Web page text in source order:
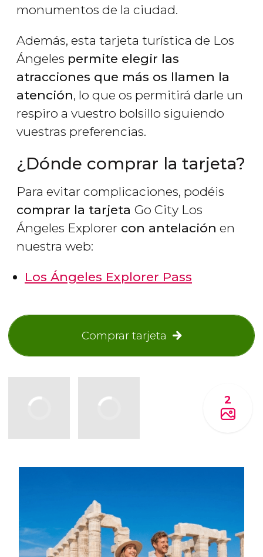
monumentos de la ciudad.
Además, esta tarjeta turística de Los
Ángeles permite elegir las
atracciones que más os llamen la
atención, lo que os permitirá darle un
respiro a vuestro bolsillo siguiendo
vuestras preferencias.
¿Dónde comprar la tarjeta?
Para evitar complicaciones, podéis
comprar la tarjeta Go City Los
Ángeles Explorer con antelación en
nuestra web:
Los Ángeles Explorer Pass
Comprar tarjeta
2